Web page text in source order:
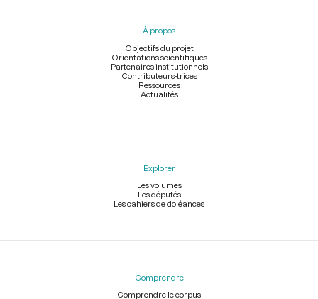
À propos
Objectifs du projet
Orientations scientifiques
Partenaires institutionnels
Contributeurs-trices
Ressources
Actualités
Explorer
Les volumes
Les députés
Les cahiers de doléances
Comprendre
Comprendre le corpus